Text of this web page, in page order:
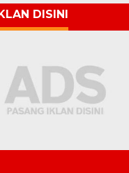
DISINI